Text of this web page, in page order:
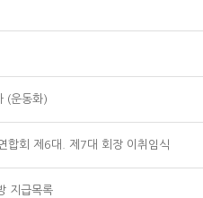
(운동화)
합회 제6대. 제7대 회장 이취임식
지급목록